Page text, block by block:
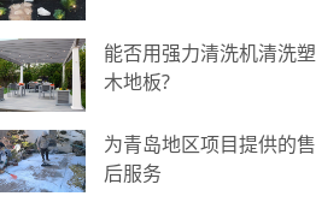
能否用强力清洗机清洗塑
木地板?
为青岛地区项目提供的售
后服务